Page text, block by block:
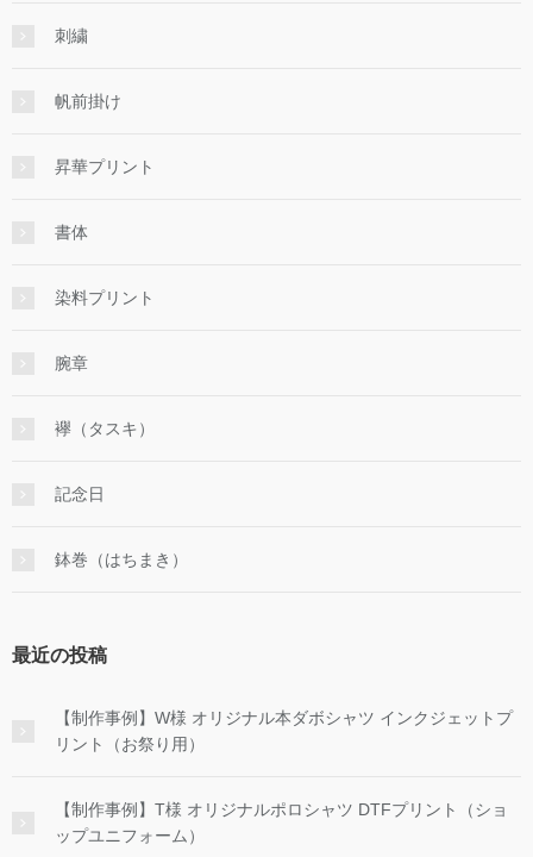
刺繍
帆前掛け
昇華プリント
書体
染料プリント
腕章
襷（タスキ）
記念日
鉢巻（はちまき）
最近の投稿
【制作事例】W様 オリジナル本ダボシャツ インクジェットプ
リント（お祭り用）
【制作事例】T様 オリジナルポロシャツ DTFプリント（ショ
ップユニフォーム）